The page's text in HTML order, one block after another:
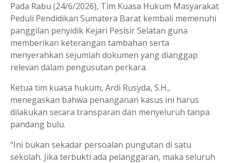
Pada Rabu (24/6/2026), Tim Kuasa Hukum Masyarakat
Peduli Pendidikan Sumatera Barat kembali memenuhi
panggilan penyidik Kejari Pesisir Selatan guna
memberikan keterangan tambahan serta
menyerahkan sejumlah dokumen yang dianggap
relevan dalam pengusutan perkara.
Ketua tim kuasa hukum, Ardi Rusyda, S.H.,
menegaskan bahwa penanganan kasus ini harus
dilakukan secara transparan dan menyeluruh tanpa
pandang bulu.
“Ini bukan sekadar persoalan pungutan di satu
sekolah. Jika terbukti ada pelanggaran, maka seluruh